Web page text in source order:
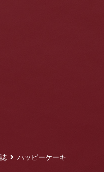
ハッピーケーキ